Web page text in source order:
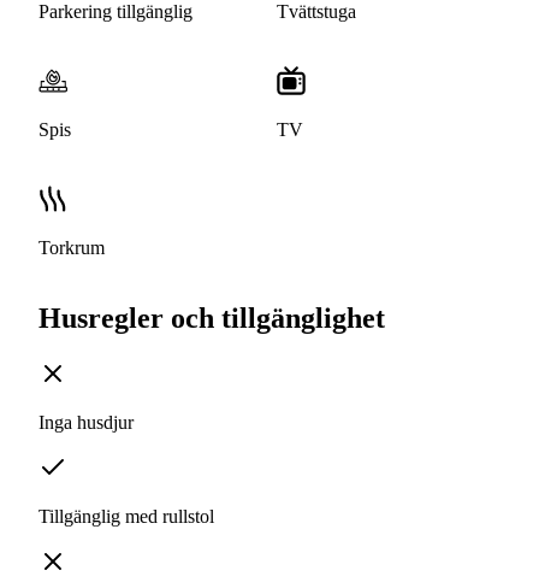
Parkering tillgänglig Tvättstuga
Spis TV
Torkrum
Husregler och tillgänglighet
Inga husdjur
Tillgänglig med rullstol